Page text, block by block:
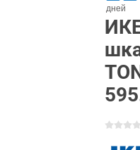
дней